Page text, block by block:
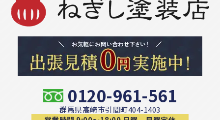
0120-961-561
群馬県高崎市引間町404-1403